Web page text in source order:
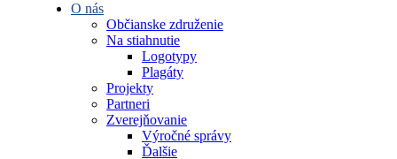
O nás
Občianske združenie
Na stiahnutie
Logotypy
Plagáty
Projekty
Partneri
Zverejňovanie
Výročné správy
Ďalšie